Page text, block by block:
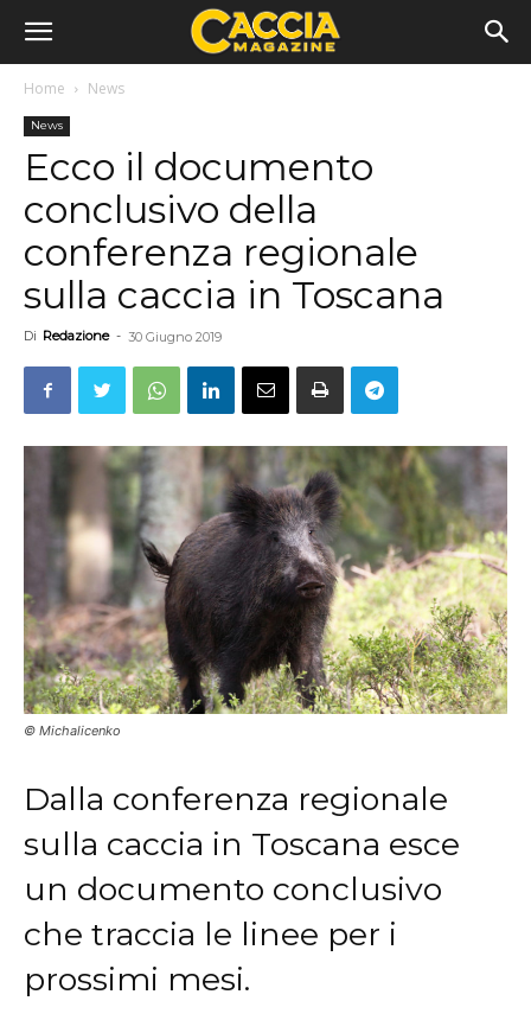
Home News
News
Ecco il documento
conclusivo della
conferenza regionale
sulla caccia in Toscana
Di Redazione - 30 Giugno 2019
© Michalicenko
Dalla conferenza regionale
sulla caccia in Toscana esce
un documento conclusivo
che traccia le linee per i
prossimi mesi.